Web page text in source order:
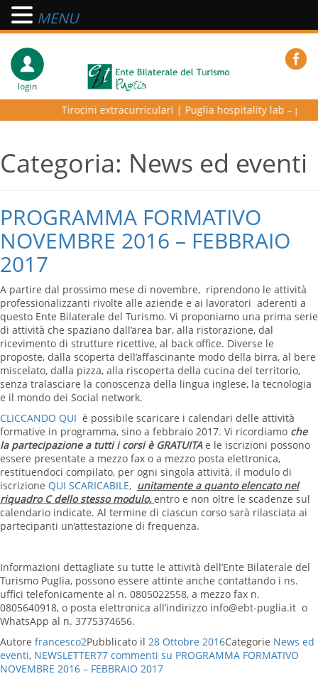
login
Tirocini extracurriculari|Puglia hospitality lab –
Categoria: News ed eventi
PROGRAMMA FORMATIVO
NOVEMBRE 2016 – FEBBRAIO
2017
A partire dal prossimo mese di novembre, riprendono le attività
professionalizzanti rivolte alle aziende e ai lavoratori aderenti a
questo Ente Bilaterale del Turismo. Vi proponiamo una prima serie
di attività che spaziano dall’area bar, alla ristorazione, dal
ricevimento di strutture ricettive, al back office. Diverse le
proposte, dalla scoperta dell’affascinante modo della birra, al bere
miscelato, dalla pizza, alla riscoperta della cucina del territorio,
senza tralasciare la conoscenza della lingua inglese, la tecnologia
e il mondo dei Social network.
CLICCANDO QUI è possibile scaricare i calendari delle attività
formative in programma, sino a febbraio 2017. Vi ricordiamo che
la partecipazione a tutti i corsi è GRATUITAe le iscrizioni possono
essere presentate a mezzo fax o a mezzo posta elettronica,
restituendoci compilato, per ogni singola attività, il modulo di
iscrizione QUI SCARICABILE, unitamente a quanto elencato nel
riquadro C dello stesso modulo,entro e non oltre le scadenze sul
calendario indicate. Al termine di ciascun corso sarà rilasciata ai
partecipanti un’attestazione di frequenza.
Informazioni dettagliate su tutte le attività dell’Ente Bilaterale del
Turismo Puglia, possono essere attinte anche contattando i ns.
uffici telefonicamente al n. 0805022558, a mezzo fax n.
0805640918, o posta elettronica all’indirizzo info@ebt-puglia.it o
WhatsApp al n. 3775374656.
Autore francesco2Pubblicato il 28 Ottobre 2016Categorie News ed
eventi, NEWSLETTER77 commenti su PROGRAMMA FORMATIVO
NOVEMBRE 2016 – FEBBRAIO 2017
MENU